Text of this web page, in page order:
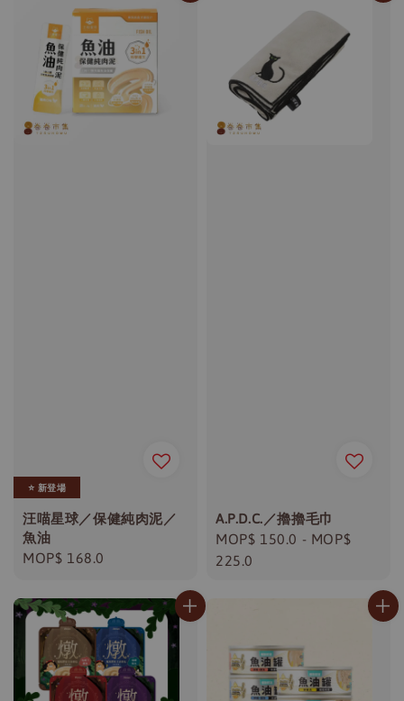
⭐️ 新登場
汪喵星球／保健純肉泥／
魚油
Regular
MOP$ 168.0
A.P.D.C.／擼擼毛巾
Regular
price
MOP$ 150.0 - MOP$
225.0